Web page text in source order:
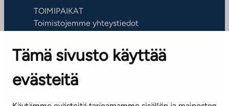
Tämä sivusto käyttää
evästeitä
TOIMIPAIKAT
Toimistojemme yhteystiedot
ASIAKASPALVELUKESKUS
Puh. 045 7734 3777
(arkisin klo 8-16)
info@ta.fi